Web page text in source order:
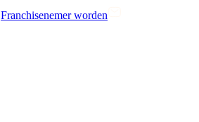
Franchisenemer worden